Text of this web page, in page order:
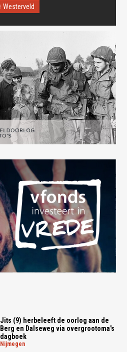
Westerveld
Jits (9) herbeleeft de oorlog aan de
Berg en Dalseweg via overgrootoma's
dagboek
nijmegen